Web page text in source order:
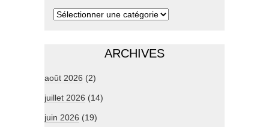
ARCHIVES
août 2026 (2)
juillet 2026 (14)
juin 2026 (19)